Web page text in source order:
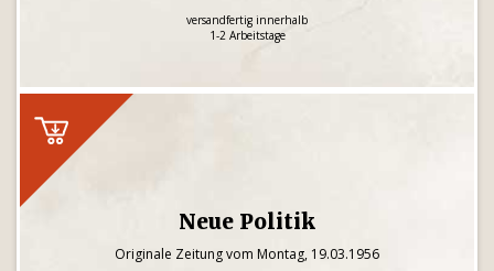
versandfertig innerhalb
1-2 Arbeitstage
Neue Politik
Originale Zeitung vom Montag, 19.03.1956